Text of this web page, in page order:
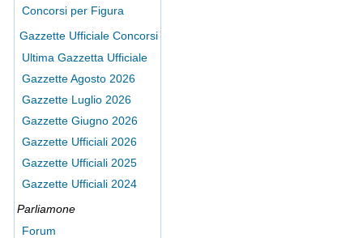
Concorsi per Figura
Gazzette Ufficiale Concorsi
Ultima Gazzetta Ufficiale
Gazzette Agosto 2026
Gazzette Luglio 2026
Gazzette Giugno 2026
Gazzette Ufficiali 2026
Gazzette Ufficiali 2025
Gazzette Ufficiali 2024
Parliamone
Forum